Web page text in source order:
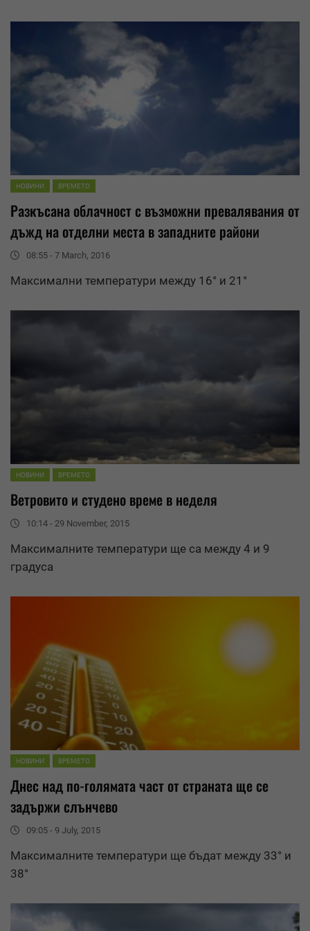
НОВИНИ ВРЕМЕТО
Разкъсана облачност с възможни превалявания от
дъжд на отделни места в западните райони
08:55 - 7 March, 2016
Максимални температури между 16° и 21°
НОВИНИ ВРЕМЕТО
Ветровито и студено време в неделя
10:14 - 29 November, 2015
Максималните температури ще са между 4 и 9
градуса
НОВИНИ ВРЕМЕТО
Днес над по-голямата част от страната ще се
задържи слънчево
09:05 - 9 July, 2015
Максималните температури ще бъдат между 33° и
38°